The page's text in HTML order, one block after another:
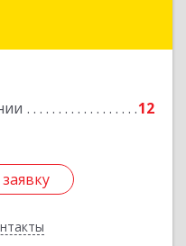
12
Ачинск г, 1-й мкр,